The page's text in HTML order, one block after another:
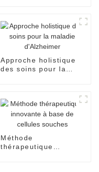
Approche holistique
des soins pour la
Méthode
thérapeutique